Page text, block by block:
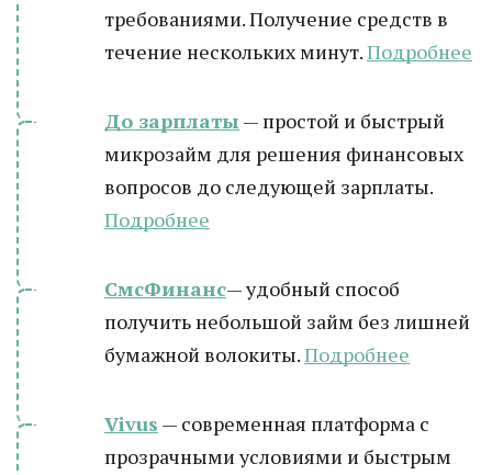
требованиями. Получение средств в
течение нескольких минут.Подробнее
До зарплаты — простой и быстрый
микрозайм для решения финансовых
вопросов до следующей зарплаты.
Подробнее
СмсФинанс— удобный способ
получить небольшой займ без лишней
бумажной волокиты.Подробнее
Vivus — современная платформа с
прозрачными условиями и быстрым